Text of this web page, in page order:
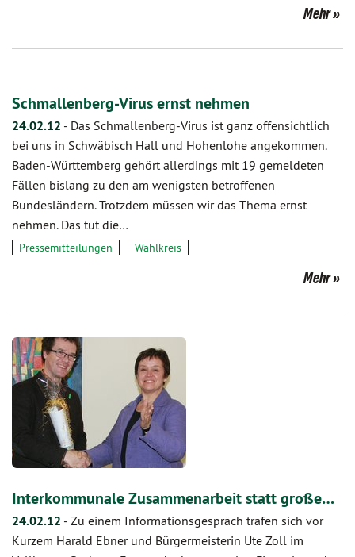
Mehr
Schmallenberg-Virus ernst nehmen
24.02.12 - Das Schmallenberg-Virus ist ganz offensichtlich
bei uns in Schwäbisch Hall und Hohenlohe angekommen.
Baden-Württemberg gehört allerdings mit 19 gemeldeten
Fällen bislang zu den am wenigsten betroffenen
Bundesländern. Trotzdem müssen wir das Thema ernst
nehmen. Das tut die…
Pressemitteilungen Wahlkreis
Mehr
Interkommunale Zusammenarbeit statt große…
24.02.12 - Zu einem Informationsgespräch trafen sich vor
Kurzem Harald Ebner und Bürgermeisterin Ute Zoll im